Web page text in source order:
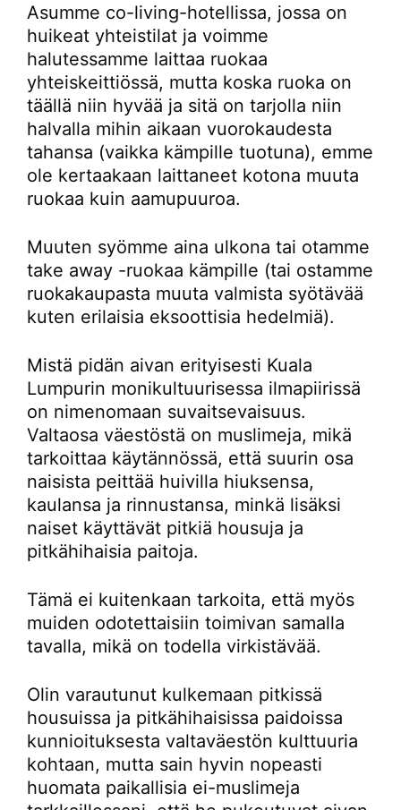
Asumme co-living-hotellissa, jossa on
huikeat yhteistilat ja voimme
halutessamme laittaa ruokaa
yhteiskeittiössä, mutta koska ruoka on
täällä niin hyvää ja sitä on tarjolla niin
halvalla mihin aikaan vuorokaudesta
tahansa (vaikka kämpille tuotuna), emme
ole kertaakaan laittaneet kotona muuta
ruokaa kuin aamupuuroa.
Muuten syömme aina ulkona tai otamme
take away -ruokaa kämpille (tai ostamme
ruokakaupasta muuta valmista syötävää
kuten erilaisia eksoottisia hedelmiä).
Mistä pidän aivan erityisesti Kuala
Lumpurin monikultuurisessa ilmapiirissä
on nimenomaan suvaitsevaisuus.
Valtaosa väestöstä on muslimeja, mikä
tarkoittaa käytännössä, että suurin osa
naisista peittää huivilla hiuksensa,
kaulansa ja rinnustansa, minkä lisäksi
naiset käyttävät pitkiä housuja ja
pitkähihaisia paitoja.
Tämä ei kuitenkaan tarkoita, että myös
muiden odotettaisiin toimivan samalla
tavalla, mikä on todella virkistävää.
Olin varautunut kulkemaan pitkissä
housuissa ja pitkähihaisissa paidoissa
kunnioituksesta valtaväestön kulttuuria
kohtaan, mutta sain hyvin nopeasti
huomata paikallisia ei-muslimeja